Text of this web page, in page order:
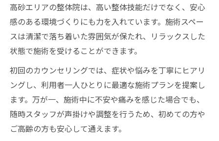
高砂エリアの整体院は、高い整体技能だけでなく、安心
感のある環境づくりにも力を入れています。施術スペー
スは清潔で落ち着いた雰囲気が保たれ、リラックスした
状態で施術を受けることができます。
初回のカウンセリングでは、症状や悩みを丁寧にヒアリ
ングし、利用者一人ひとりに最適な施術プランを提案し
ます。万が一、施術中に不安や痛みを感じた場合でも、
随時スタッフが声掛けや調整を行うため、初めての方や
ご高齢の方も安心して通えます。